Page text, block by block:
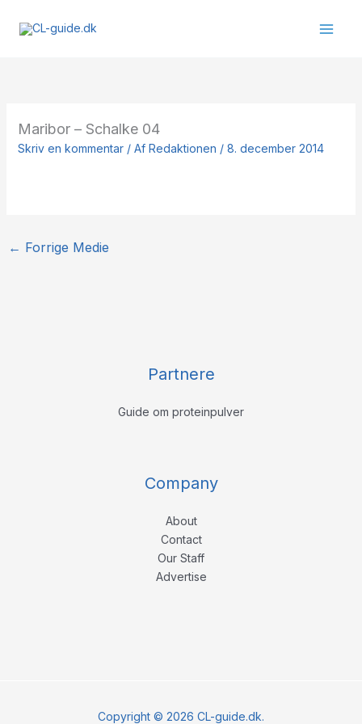
Maribor – Schalke 04
Skriv en kommentar / Af Redaktionen / 8. december 2014
← Forrige Medie
Partnere
Guide om proteinpulver
Company
About
Contact
Our Staff
Advertise
Copyright © 2026 CL-guide.dk.